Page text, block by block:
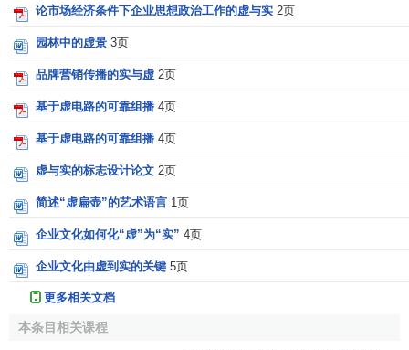
（2）“时标网络计划应以实箭线表示工作。以虚箭线表
示虚工作。以波形线表示表示工作的自由时差（第4.1.2
条）”。
位置及其水平投影，都必须与其所代表的时间值相对应。节
点的中心必须对准时标的刻度线。虚工作必须以垂直虚箭线
表示，有自由时差时加波形线表示（第4.1.3条）”。
应当指出的是，我国行业标准关于虚工作构图与计算的规定
1.2 我国行业标准关于虚工作构图与计算的理论根据
网络计划技术
计划技术的基础理论，同样也没有建立关于虚工作的基础理
论市场经济条件下企业思想政治工作的虚与实 2页
园林中的虚景 3页
品牌营销传播的实与虚 2页
基于虚电路的可靠组播 4页
基于虚电路的可靠组播 4页
虚与实的标志设计论文 2页
简述“虚扁壶”的艺术语言 1页
企业文化如何化“虚”为“实” 4页
企业文化由虚到实的关键 5页
更多相关文档
本条目相关课程